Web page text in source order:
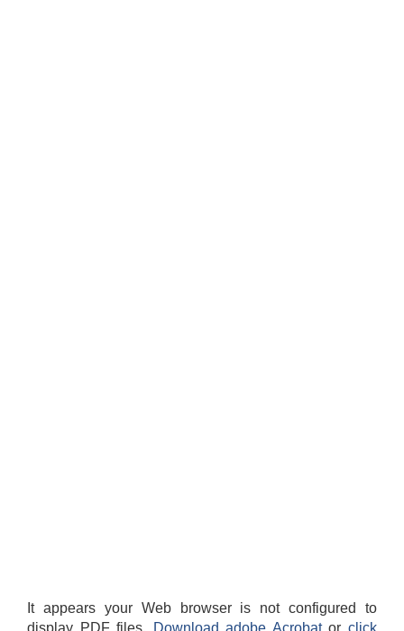
It appears your Web browser is not configured to